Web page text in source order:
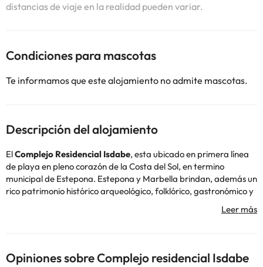
distancias de viaje en la realidad pueden variar.
Condiciones para mascotas
Te informamos que este alojamiento no admite mascotas.
Descripción del alojamiento
ElComplejo Residencial Isdabe, esta ubicado en primera línea
de playa en pleno corazón de la Costa del Sol, en termino
municipal de Estepona. Estepona y Marbella brindan, además un
rico patrimonio histórico arqueológico, folklórico, gastronómico y
cultural, derrochando por sus rincones todo el embrujo de
dispone de tres piscinas, parking gratuito, instalaciones
Opiniones sobre Complejo residencial Isdabe